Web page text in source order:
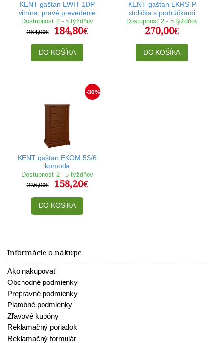
KENT gaštan EWIT 1DP
vitrína, pravé prevedenie
Dostupnosť 2 - 5 týždňov
264,00€
184,80€
DO KOŠÍKA
KENT gaštan EKRS-P
stolička s podrúčkami
Dostupnosť 2 - 5 týždňov
270,00€
DO KOŠÍKA
-30%
KENT gaštan EKOM 5S/6
komoda
Dostupnosť 2 - 5 týždňov
226,00€
158,20€
DO KOŠÍKA
Informácie o nákupe
Ako nakupovať
Obchodné podmienky
Prepravné podmienky
Platobné podmienky
Zľavové kupóny
Reklamačný poriadok
Reklamačný formulár